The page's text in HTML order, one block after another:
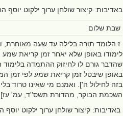
באדיבות: קיצור שולחן ערוך ילקוט יוסף
שבת שלום
ז הלומד תורה בלילה עד שעה מאוחרת,
לימודו באופן שלא יאחר זמן קריאת
שהדבר גורם לו לחיזוק ההתמדה
באופן שיבטל זמן קריאת שמע לפי זמן
בזה לחילול ה']. ואמנם מי שאינו טרוד
השכמת הבוקר, מהדורת תשס''ד, עמ' עז].
באדיבות: קיצור שולחן ערוך ילקוט יוסף